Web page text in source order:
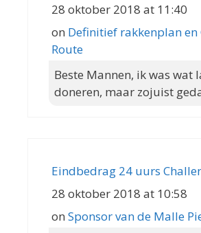
28 oktober 2018 at 11:40
on Definitief rakkenplan en
Route
Beste Mannen, ik was wat
doneren, maar zojuist
Eindbedrag 24 uurs
28 oktober 2018 at 10:58
on Sponsor van de Malle